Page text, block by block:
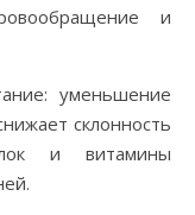
и
уменьшение
склонность
и витамины